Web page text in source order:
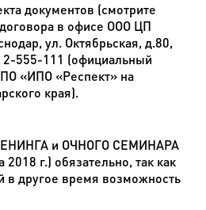
документов (смотрите
в офисе ООО ЦП
ул. Октябрьская, д.80,
555-111 (официальный
«ИПО «Респект» на
края).
и ОЧНОГО СЕМИНАРА
г.) обязательно, так как
в другое время возможность